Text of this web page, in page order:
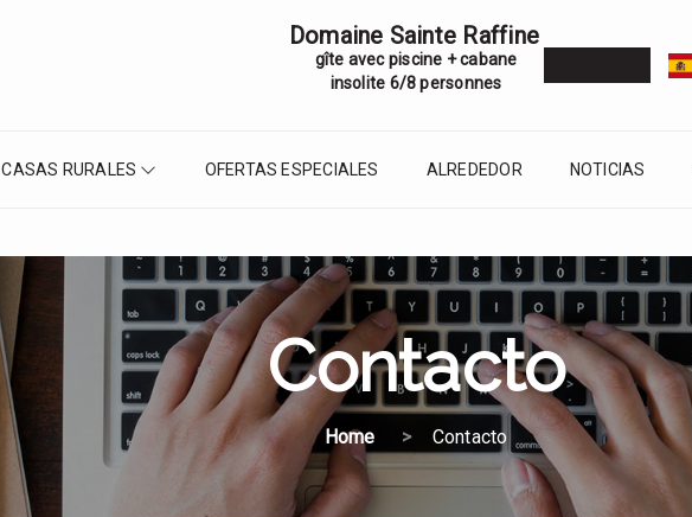
Domaine Sainte Raffine
gîte avec piscine + cabane
insolite 6/8 personnes
CASAS RURALES OFERTAS ESPECIALES ALREDEDOR NOTICIAS
Contacto
Home Contacto